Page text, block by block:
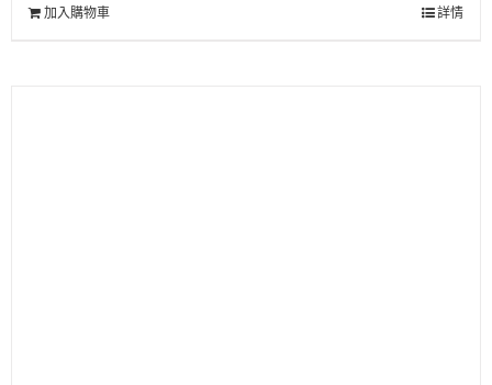
加入購物車 詳情